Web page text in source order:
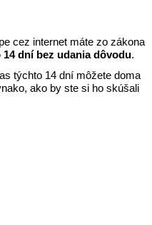
cez internet máte zo zákona
14 dní bez udania dôvodu.
týchto 14 dní môžete doma
ako by ste si ho skúšali